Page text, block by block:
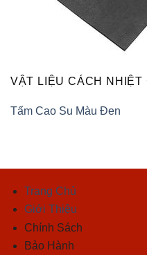
VẬT LIỆU CÁCH NHIỆT
Tấm Cao Su Màu Đen
Trang Chủ
Giới Thiệu
Chính Sách
Bảo Hành